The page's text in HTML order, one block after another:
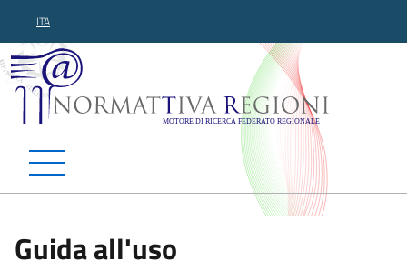
ITA
Normattiva Regioni -
Guida all'uso